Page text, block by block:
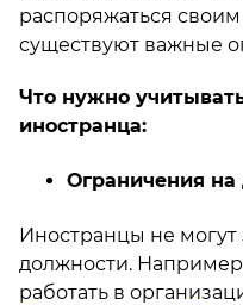
распоряжаться
существуют важные
Что нужно
иностранца:
Ограничения на
Иностранцы не
должности.
работать в